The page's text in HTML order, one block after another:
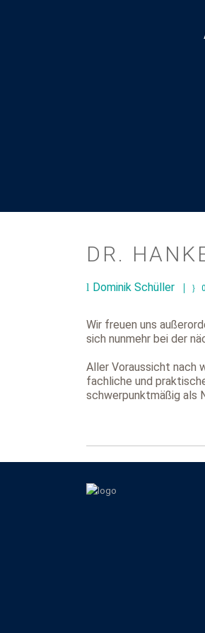
DR.
Dominik Schüller
Wir freuen uns
sich nunmehr bei der
Aller Voraussicht nach
fachliche und
schwerpunktmäßig als